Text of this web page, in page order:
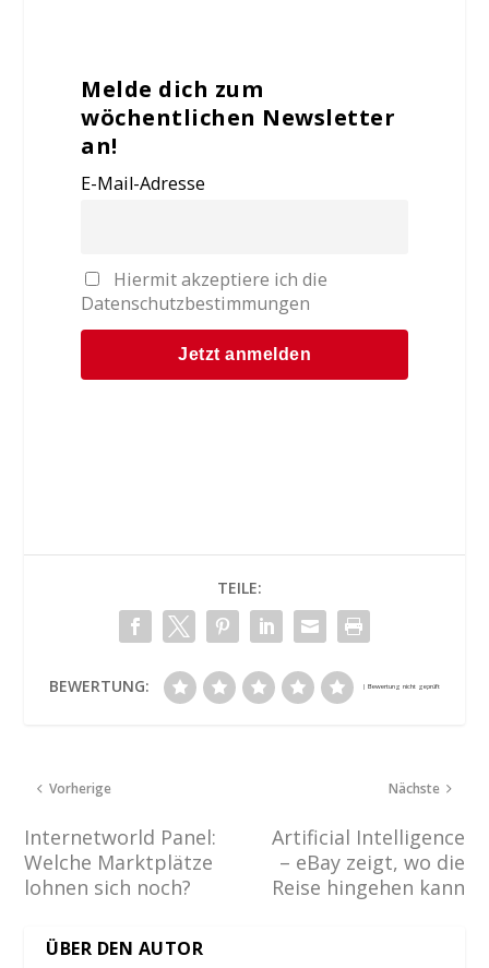
Melde dich zum
wöchentlichen Newsletter
an!
E-Mail-Adresse
Hiermit akzeptiere ich die
Datenschutzbestimmungen
TEILE:
BEWERTUNG:
Vorherige
Internetworld Panel:
Welche Marktplätze
lohnen sich noch?
Nächste
Artificial Intelligence
– eBay zeigt, wo die
Reise hingehen kann
ÜBER DEN AUTOR